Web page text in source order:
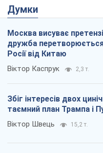
Думки
Москва висуває
дружба
Росії від Китаю
Віктор Каспрук 2,3 т.
Збіг інтересів двох
таємний план Трампа і
Віктор Швець 15,2 т.